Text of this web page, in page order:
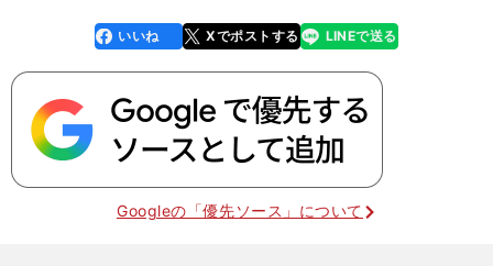
faceboo
k
いいね Xでポストする
line LINEで送る
Googleの「優先ソース」について